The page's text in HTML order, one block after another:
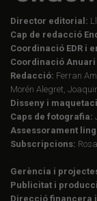
Director editorial:
Cap de redacció
Coordinació EDR i
Coordinació
Redacció: Ferran
Morén Alegret,
Disseny i
Caps de fotografia:
Assessorament
Subscripcions:
Gerència i
Publicitat i
Direcció financera